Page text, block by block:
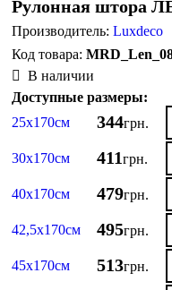
Рулонная штора
Производитель:Luxdeco
В наличии
Доступные размеры:
25х170см
344грн.
30х170см 411грн.
40х170см 479грн.
42,5х170см 495грн.
45х170см 513грн.